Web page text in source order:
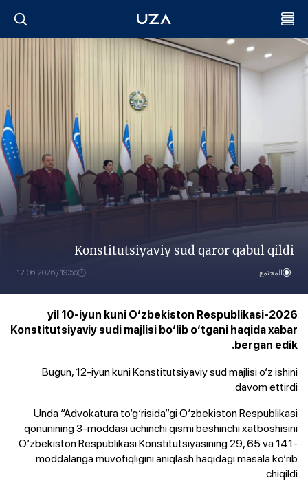
Konstitutsiyaviy sud qaror qabul qildi
المجتمع 19:56 / 12.06.2026
2026-yil 10-iyun kuni O‘zbekiston Respublikasi
Konstitutsiyaviy sudi majlisi bo‘lib o‘tgani haqida xabar
bergan edik.
Bugun, 12-iyun kuni Konstitutsiyaviy sud majlisi o‘z ishini
davom ettirdi.
Unda “Advokatura to‘g‘risida”gi O‘zbekiston Respublikasi
qonunining 3-moddasi uchinchi qismi beshinchi xatboshisini
O‘zbekiston Respublikasi Konstitutsiyasining 29, 65 va 141-
moddalariga muvofiqligini aniqlash haqidagi masala ko‘rib
chiqildi.